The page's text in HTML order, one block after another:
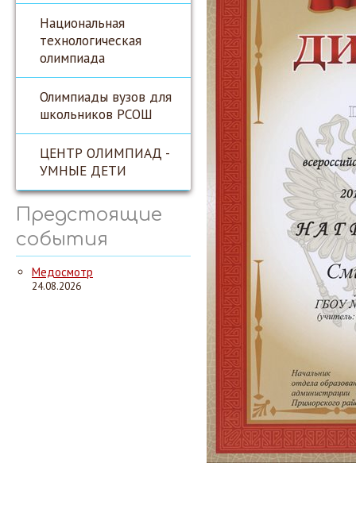
Национальная
технологическая
олимпиада
Олимпиады вузов для
школьников РСОШ
ЦЕНТР ОЛИМПИАД -
УМНЫЕ ДЕТИ
Предстоящие
события
Медосмотр
24.08.2026